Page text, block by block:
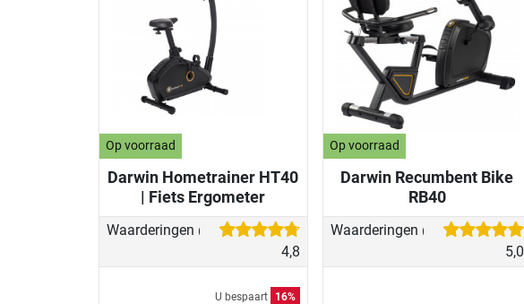
Op voorraad
Darwin Hometrainer HT40
| Fiets Ergometer
Waarderingen (24)
4,8
U bespaart 16%
Op voorraad
Darwin Recumbent Bike
RB40
Waarderingen (17)
5,0